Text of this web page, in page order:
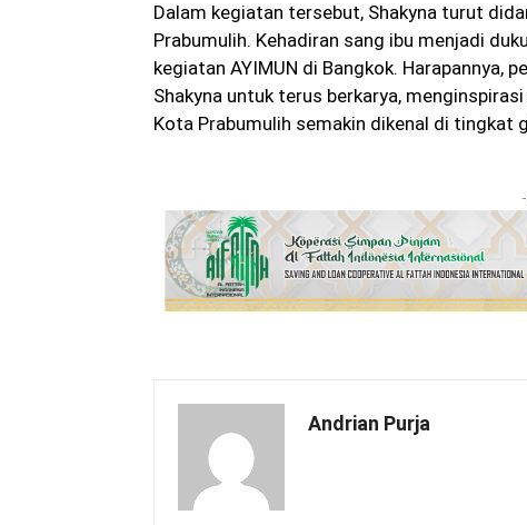
Dalam kegiatan tersebut, Shakyna turut
Prabumulih. Kehadiran sang ibu menjadi
kegiatan AYIMUN di Bangkok. Harapannya,
Shakyna untuk terus berkarya,
Kota Prabumulih semakin dikenal di tingkat
Andrian Purja